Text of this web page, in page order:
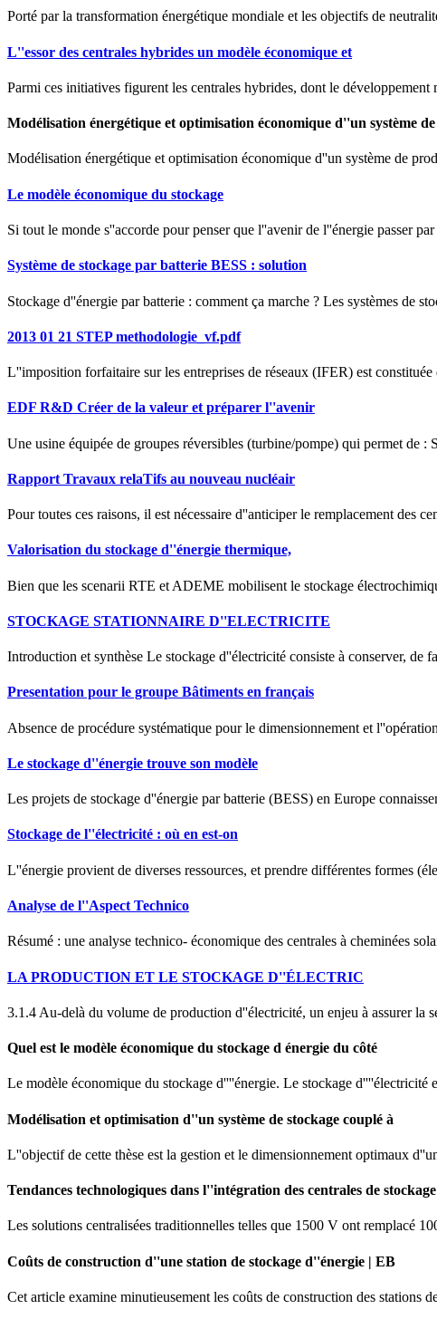
Porté par la transformation énergétique mondiale et les objectifs de
L''essor des centrales hybrides un modèle économique et
Parmi ces initiatives figurent les centrales hybrides, dont le
Modélisation énergétique et optimisation économique d''un système de
Modélisation énergétique et optimisation économique d''un système de
Le modèle économique du stockage
Si tout le monde s''accorde pour penser que l''avenir de l''énergie passer
Système de stockage par batterie BESS : solution
Stockage d''énergie par batterie : comment ça marche ? Les systèmes de
2013 01 21 STEP methodologie_vf.pdf
L''imposition forfaitaire sur les entreprises de réseaux (IFER) est
EDF R&D Créer de la valeur et préparer l''avenir
Une usine équipée de groupes réversibles (turbine/pompe) qui permet de
Rapport Travaux relaTifs au nouveau nucléair
Pour toutes ces raisons, il est nécessaire d''anticiper le remplacement des
Valorisation du stockage d''énergie thermique,
Bien que les scenarii RTE et ADEME mobilisent le stockage
STOCKAGE STATIONNAIRE D''ELECTRICITE
Introduction et synthèse Le stockage d''électricité consiste à conserver,
Presentation pour le groupe Bâtiments en français
Absence de procédure systématique pour le dimensionnement et
Le stockage d''énergie trouve son modèle
Les projets de stockage d''énergie par batterie (BESS) en Europe
Stockage de l''électricité : où en est-on
L''énergie provient de diverses ressources, et prendre différentes formes
Analyse de l''Aspect Technico
Résumé : une analyse technico- économique des centrales à cheminées
LA PRODUCTION ET LE STOCKAGE D''ÉLECTRIC
3.1.4 Au-delà du volume de production d''électricité, un enjeu à assurer
Quel est le modèle économique du stockage d énergie du côté
Le modèle économique du stockage d''''énergie. Le stockage
Modélisation et optimisation d''un système de stockage couplé à
L''objectif de cette thèse est la gestion et le dimensionnement optimaux
Tendances technologiques dans l''intégration des centrales de stockage
Les solutions centralisées traditionnelles telles que 1500 V ont remplacé
Coûts de construction d''une station de stockage d''énergie | EB
Cet article examine minutieusement les coûts de construction des stations